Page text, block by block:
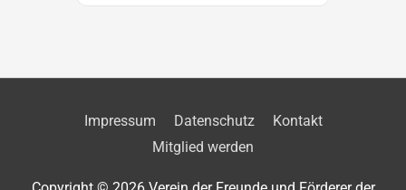
Impressum Datenschutz
Kontakt
Mitglied werden